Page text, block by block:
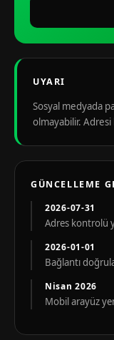
UYARI
Sosyal medyada
olmayabilir.
GÜNCELLEME
2026-07-31
Adres kontrolü
2026-01-01
Bağlantı
Nisan 2026
Mobil arayüz